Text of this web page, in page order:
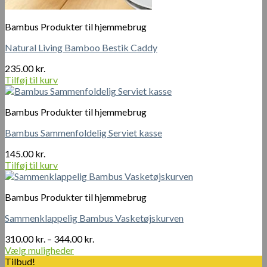
Bambus Produkter til hjemmebrug
Natural Living Bamboo Bestik Caddy
235.00kr.
Tilføj til kurv
Bambus Produkter til hjemmebrug
Bambus Sammenfoldelig Serviet kasse
145.00kr.
Tilføj til kurv
Bambus Produkter til hjemmebrug
Sammenklappelig Bambus Vasketøjskurven
310.00kr. – 344.00kr.
Vælg muligheder
Dette
Tilbud!